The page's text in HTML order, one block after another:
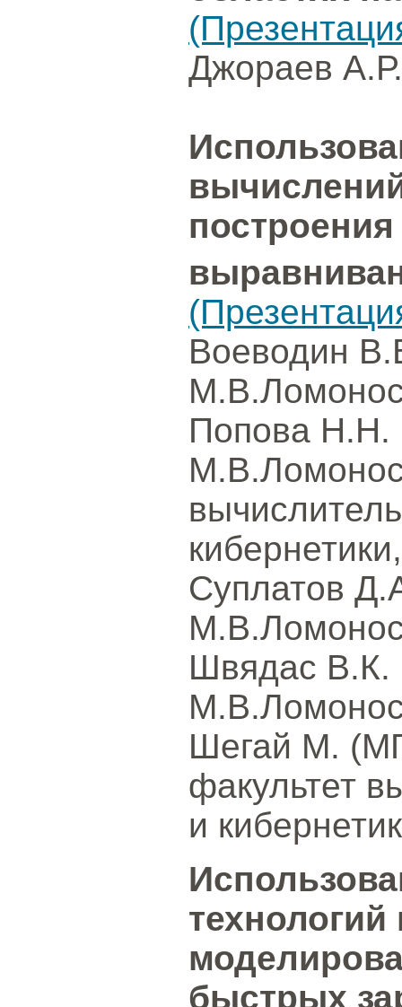
Джораев
Воеводин
Попова
Суплатов
Швядас
Шегай М.
факультет
и
технологий
быстрых